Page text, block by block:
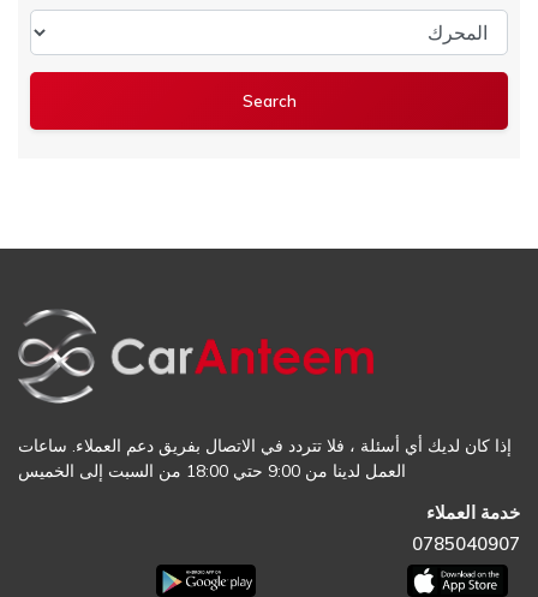
المحرك
إذا كان لديك أي أسئلة ، فلا تتردد في الاتصال بفريق دعم العملاء. ساعات
العمل لدينا من 9:00 حتي 18:00 من السبت إلى الخميس
خدمة العملاء
0785040907